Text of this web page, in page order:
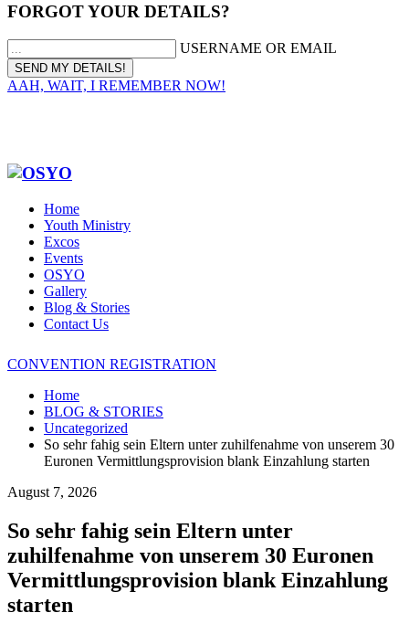
FORGOT YOUR DETAILS?
USERNAME OR EMAIL
AAH, WAIT, I REMEMBER NOW!
Home
Youth Ministry
Excos
Events
OSYO
Gallery
Blog & Stories
Contact Us
CONVENTION REGISTRATION
Home
BLOG & STORIES
Uncategorized
So sehr fahig sein Eltern unter zuhilfenahme von unserem 30
Euronen Vermittlungsprovision blank Einzahlung starten
August 7, 2026
So sehr fahig sein Eltern unter
zuhilfenahme von unserem 30 Euronen
Vermittlungsprovision blank Einzahlung
starten